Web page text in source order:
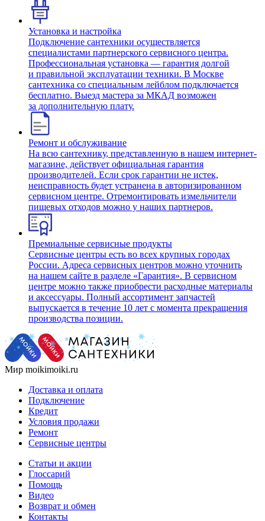
Установка и настройка
Подключение сантехники осуществляется
специалистами партнерского сервисного центра.
Профессиональная установка — гарантия долгой
и правильной эксплуатации техники. В Москве
сантехника со специальным лейблом подключается
бесплатно. Выезд мастера за МКАД возможен
за дополнительную плату.
Ремонт и обслуживание
На всю сантехнику, представленную в нашем интернет-
магазине, действует официальная гарантия
производителей. Если срок гарантии не истек,
неисправность будет устранена в авторизированном
сервисном центре. Отремонтировать измельчители
пищевых отходов можно у наших партнеров.
Премиальные сервисные продукты
Сервисные центры есть во всех крупных городах
России. Адреса сервисных центров можно уточнить
на нашем сайте в разделе «Гарантия». В сервисном
центре можно также приобрести расходные материалы
и аксессуары. Полный ассортимент запчастей
выпускается в течение 10 лет с момента прекращения
производства позиции.
Мир moikimoiki.ru
Доставка и оплата
Подключение
Кредит
Условия продажи
Ремонт
Сервисные центры
Статьи и акции
Глоссарий
Помощь
Видео
Возврат и обмен
Контакты